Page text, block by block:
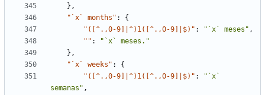
} ,
"`x` months" :
{
"([^.,0-9]|^)1([^.,0-9]|$)" : "`x` meses" ,
"" :
"`x` meses."
} ,
"`x` weeks" :
{
"([^.,0-9]|^)1([^.,0-9]|$)" :
"`x`
semanas" ,